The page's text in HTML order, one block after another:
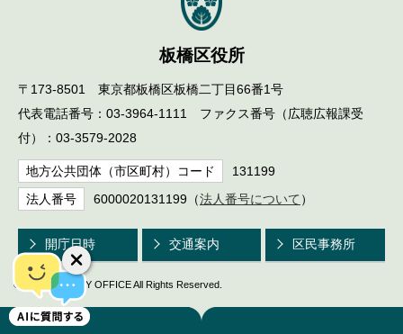
板橋区役所
〒173-8501 東京都板橋区板橋二丁目66番1号
代表電話番号：03-3964-1111 ファクス番号（広聴広報課受
付）：03-3579-2028
地方公共団体（市区町村）コード 131199
法人番号 6000020131199（法人番号について ）
開庁日時 交通案内 区民事務所
© ITABASHI CITY OFFICE All Rights Reserved.